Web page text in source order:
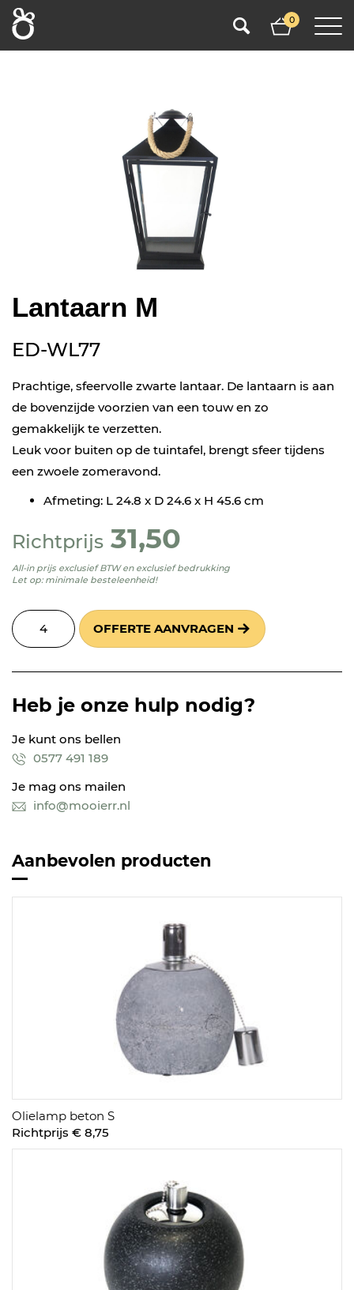
0
Lantaarn M
ED-WL77
Prachtige, sfeervolle zwarte lantaar. De lantaarn is aan
de bovenzijde voorzien van een touw en zo
gemakkelijk te verzetten.
Leuk voor buiten op de tuintafel, brengt sfeer tijdens
een zwoele zomeravond.
Afmeting: L 24.8 x D 24.6 x H 45.6 cm
Richtprijs 31,50
All-in prijs exclusief BTW en exclusief bedrukking
Let op: minimale besteleenheid!
OFFERTE AANVRAGEN
Heb je onze hulp nodig?
Je kunt ons bellen
0577 491 189
Je mag ons mailen
info@mooierr.nl
Aanbevolen producten
Olielamp beton S
Richtprijs € 8,75